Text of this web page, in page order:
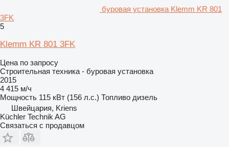
буровая установка Klemm KR 801
3FK
5
Klemm KR 801 3FK
Цена по запросу
Строительная техника - буровая установка
2015
4 415 м/ч
Мощность 115 кВт (156 л.с.) Топливо дизель
Швейцария, Kriens
Küchler Technik AG
Связаться с продавцом